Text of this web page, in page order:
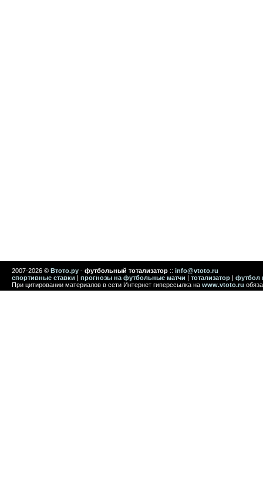
2007-2026 © Втото.ру - футбольный тотализатор :: info@vtoto.ru
спортивные ставки | прогнозы на футбольные матчи | тотализатор | футбол
При цитировании материалов в сети Интернет гиперссылка на www.vtoto.ru